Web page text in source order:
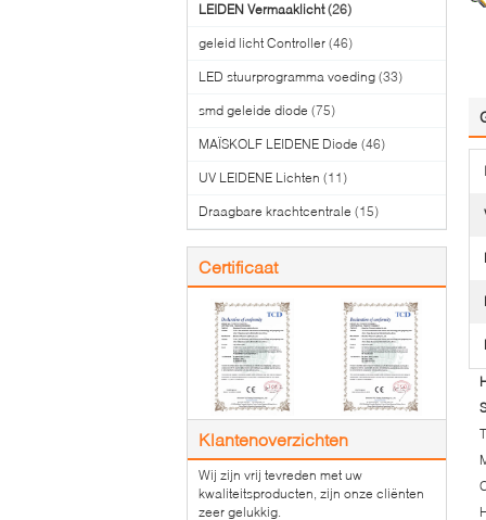
LEIDEN Vermaaklicht (26)
geleid licht Controller (46)
LED stuurprogramma voeding (33)
smd geleide diode (75)
MAÏSKOLF LEIDENE Diode (46)
UV LEIDENE Lichten (11)
Draagbare krachtcentrale (15)
Certificaat
Klantenoverzichten
Wij zijn vrij tevreden met uw
kwaliteitsproducten, zijn onze cliënten
zeer gelukkig.